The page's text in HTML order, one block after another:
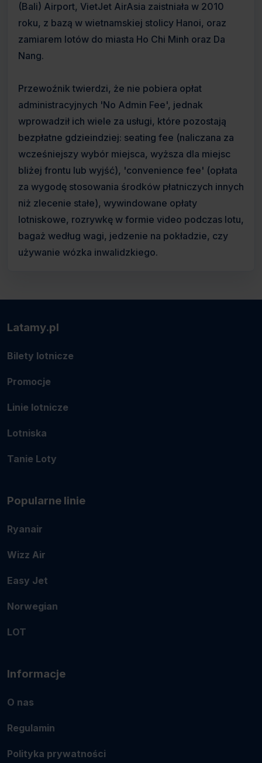
(Bali) Airport, VietJet AirAsia zaistniała w 2010
roku, z bazą w wietnamskiej stolicy Hanoi, oraz
zamiarem lotów do miasta Ho Chi Minh oraz Da
Nang.
Przewoźnik twierdzi, że nie pobiera opłat
administracyjnych 'No Admin Fee', jednak
wprowadził ich wiele za usługi, które pozostają
bezpłatne gdzieindziej: seating fee (naliczana za
wcześniejszy wybór miejsca, wyższa dla miejsc
bliżej frontu lub wyjść), 'convenience fee' (opłata
za wygodę stosowania środków płatniczych innych
niż zlecenie stałe), wywindowane opłaty
lotniskowe, rozrywkę w formie video podczas lotu,
bagaż według wagi, jedzenie na pokładzie, czy
używanie wózka inwalidzkiego.
Latamy.pl
Bilety lotnicze
Promocje
Linie lotnicze
Lotniska
Tanie Loty
Popularne linie
Ryanair
Wizz Air
Easy Jet
Norwegian
LOT
Informacje
O nas
Regulamin
Polityka prywatności